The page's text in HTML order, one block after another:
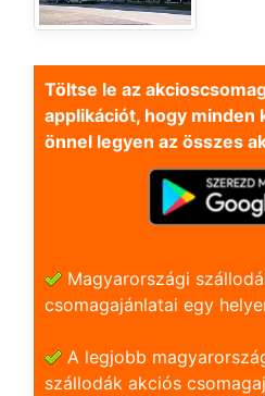
Töltse le az
applikációt, hogy minden
önnel legyen az összes
Magyarországi
csomagajánlatai egy
A legjobb
szállodák akciós